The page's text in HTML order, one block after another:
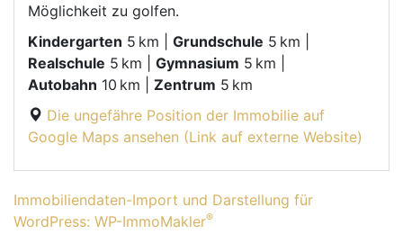
Möglichkeit zu golfen.
Kindergarten 5 km | Grundschule 5 km |
Realschule 5 km | Gymnasium 5 km |
Autobahn 10 km | Zentrum 5 km
Die ungefähre Position der Immobilie auf
Google Maps ansehen (Link auf externe Website)
Immobiliendaten-Import und Darstellung für
WordPress: WP-ImmoMakler®